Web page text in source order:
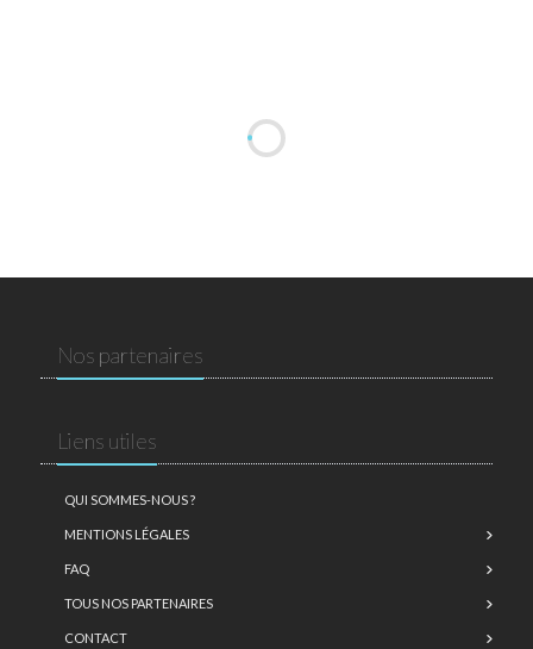
Nos partenaires
Liens utiles
QUI SOMMES-NOUS ?
MENTIONS LÉGALES
FAQ
TOUS NOS PARTENAIRES
CONTACT